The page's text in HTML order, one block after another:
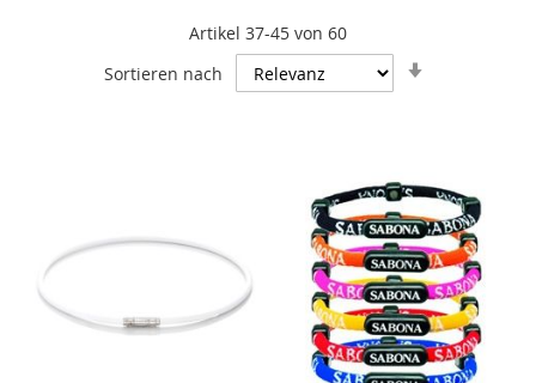
Artikel 37-45 von 60
Sortieren nach